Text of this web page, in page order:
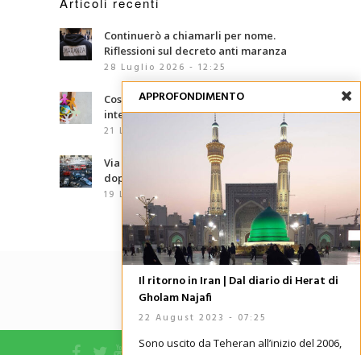
Continuerò a chiamarli per nome.
Riflessioni sul decreto anti maranza
28 Luglio 2026 - 12:25
Cosa sono le competenze
interculturali?
21 Luglio 2026 - 07:00
Via d’Amelio, trentaquattro anni
dopo: le mafie che abbiamo davanti
19 Luglio 2026 - 06:02
APPROFONDIMENTO
Il ritorno in Iran | Dal diario di Herat di
Gholam Najafi
22 August 2023 - 07:25
Sono uscito da Teheran all’inizio del 2006,